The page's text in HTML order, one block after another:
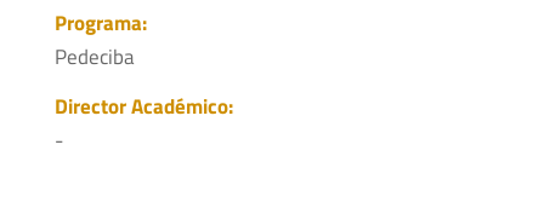
Programa:
Pedeciba
Director Académico:
-